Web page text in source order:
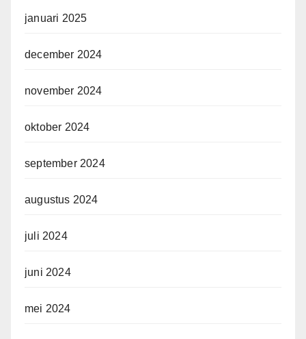
januari 2025
december 2024
november 2024
oktober 2024
september 2024
augustus 2024
juli 2024
juni 2024
mei 2024